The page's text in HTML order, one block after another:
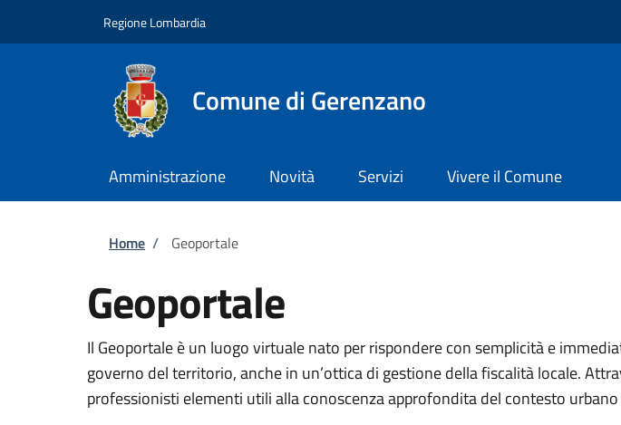
Regione Lombardia
Comune di Gerenzano
Amministrazione Novità Servizi Vivere il Comune
Briciole di pane
Home / Geoportale
Geoportale
Il Geoportale è un luogo virtuale nato per rispondere con semplicità e
governo del territorio, anche in un’ottica di gestione della fiscalità locale.
professionisti elementi utili alla conoscenza approfondita del contesto